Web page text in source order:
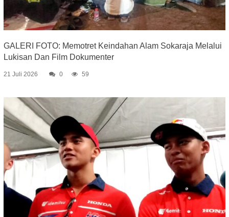
GALERI FOTO: Memotret Keindahan Alam Sokaraja Melalui
Lukisan Dan Film Dokumenter
21 Juli 2026 0 59